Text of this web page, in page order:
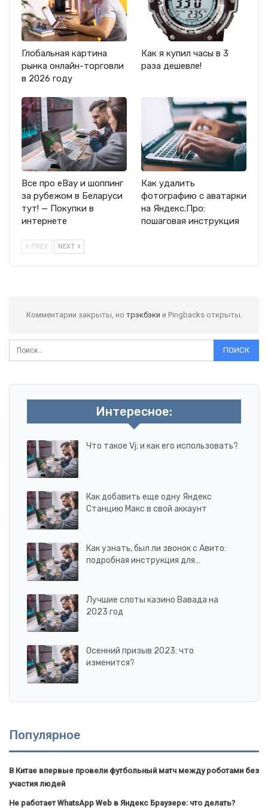
Глобальная картина
рынка онлайн-торговли
в 2026 году
Как я купил часы в 3
раза дешевле!
Все про eBay и шоппинг
за рубежом в Беларуси
тут! — Покупки в
интернете
Как удалить
фотографию с аватарки
на Яндекс.Про:
пошаговая инструкция
PREV NEXT
Комментарии закрыты, но трэкбэки и Pingbacks открыты.
Интересное:
Что такое Vj; и как его использовать?
Как добавить еще одну Яндекс
Станцию Макс в свой аккаунт
Как узнать, был ли звонок с Авито:
подробная инструкция для…
Лучшие слоты казино Вавада на
2023 год
Осенний призыв 2023: что
изменится?
Популярное
В Китае впервые провели футбольный матч между роботами без
участия людей
Не работает WhatsApp Web в Яндекс Браузере: что делать?